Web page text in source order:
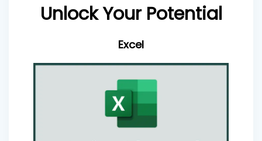
Unlock Your Potential
Excel